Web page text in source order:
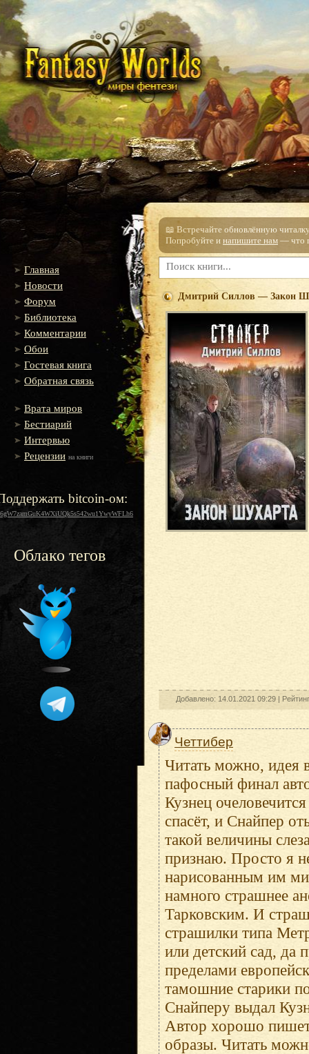
Главная
Новости
Форум
Библиотека
Комментарии
Обои
Гостевая книга
Обратная связь
Врата миров
Бестиарий
Интервью
Рецензии на книги
bitcoin-ом:
Облако тегов
📖 Встречайте обновлённую
Попробуйте и напишите нам — что
Дмитрий Силлов — Закон
Добавлено: 14.01.2021 09:29 |
Четтибер
Читать можно, идея
пафосный финал
Кузнец
спасёт, и Снайпер
такой величины
признаю. Просто я
нарисованным им
намного страшнее
Тарковским. И
страшилки типа
или детский сад, да
пределами
тамошние старики
Снайперу выдал
Автор хорошо
образы. Читать